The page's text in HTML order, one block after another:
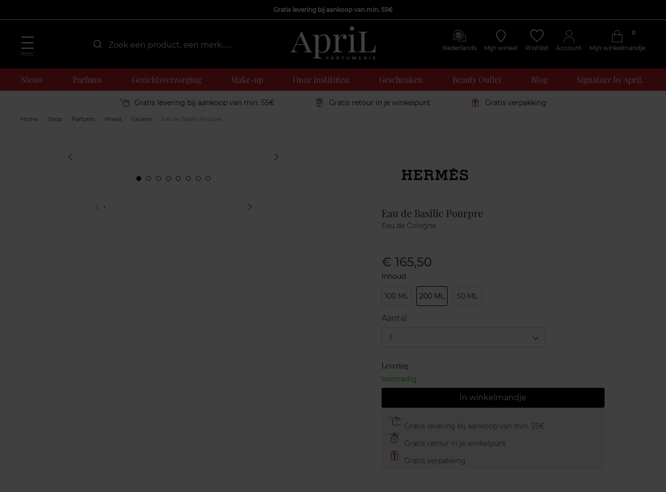
Gratis levering bij aankoop van min. 55€
MENU
Nederlands Mijn winkel Wishlist Account Mijn winkelmandje
0
Nieuw Parfums Gezichtsverzorging Make-up Onze instituten Geschenken Beauty Outlet Blog Signature by ApriL
Gratis levering bij aankoop van min. 55€ Gratis retour in je winkelpunt Gratis verpakking
Home Shop Parfums Mixed Geuren Eau de Basilic Pourpre
Eau de Basilic Pourpre
Eau de Cologne
€ 165,50
Inhoud
100 ML 200 ML 50 ML
Aantal
1
Levering
Voorradig
In winkelmandje
Gratis levering bij aankoop van min. 55€
Gratis retour in je winkelpunt
Gratis verpakking